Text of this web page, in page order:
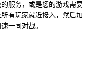
服务，或是您的游戏需要
有玩家就近接入，然后加
一同对战。